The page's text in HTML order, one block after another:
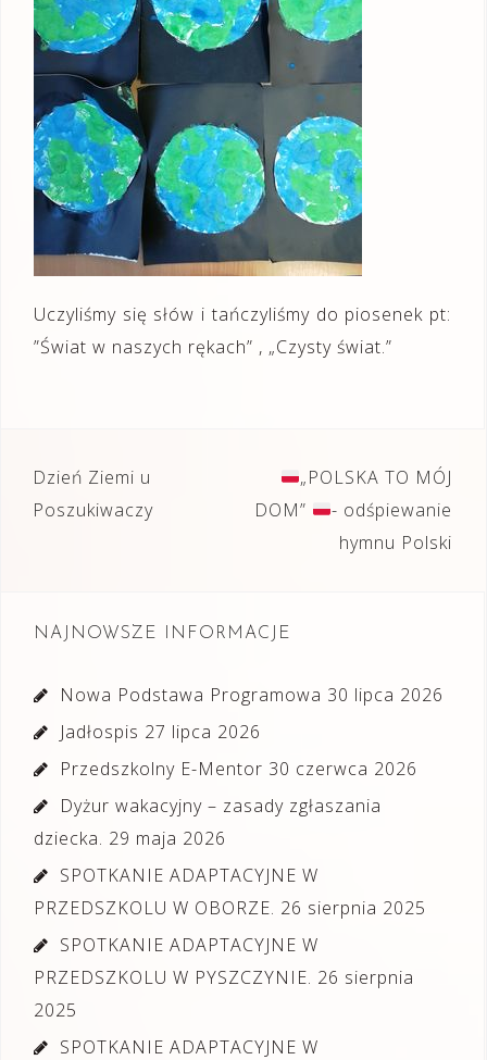
Uczyliśmy się słów i tańczyliśmy do piosenek pt:
”Świat w naszych rękach” , „Czysty świat.”
Nawigacja
wpisu
Dzień Ziemi u
Poszukiwaczy
„POLSKA TO MÓJ
DOM”
- odśpiewanie
hymnu Polski
NAJNOWSZE INFORMACJE
Nowa Podstawa Programowa 30 lipca 2026
Jadłospis 27 lipca 2026
Przedszkolny E-Mentor 30 czerwca 2026
Dyżur wakacyjny – zasady zgłaszania
dziecka. 29 maja 2026
SPOTKANIE ADAPTACYJNE W
PRZEDSZKOLU W OBORZE. 26 sierpnia 2025
SPOTKANIE ADAPTACYJNE W
PRZEDSZKOLU W PYSZCZYNIE. 26 sierpnia
2025
SPOTKANIE ADAPTACYJNE W